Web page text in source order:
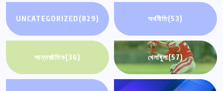
UNCATEGORIZED(829) অর্থনীতি(53)
আন্তর্জাতিক(36) খেলাধুলা(57)